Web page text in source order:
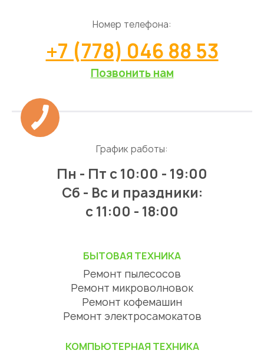
Номер телефона:
+7 (778) 046 88 53
Позвонить нам
График работы:
Пн - Пт с 10:00 - 19:00
Сб - Вс и праздники:
c 11:00 - 18:00
БЫТОВАЯ ТЕХНИКА
Ремонт пылесосов
Ремонт микроволновок
Ремонт кофемашин
Ремонт электросамокатов
КОМПЬЮТЕРНАЯ ТЕХНИКА